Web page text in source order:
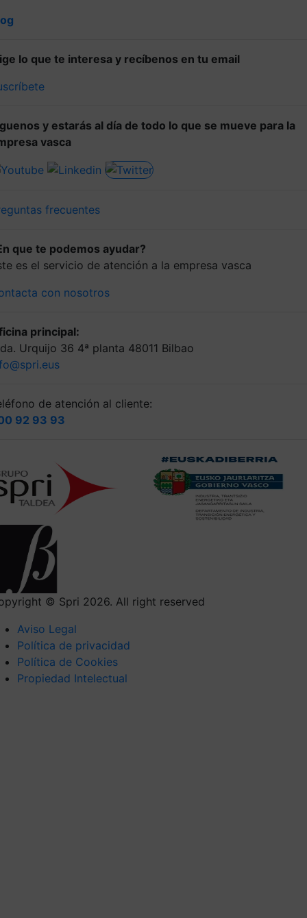
lo que te interesa y recíbenos en tu email
y estarás al día de todo lo que se mueve para la
vasca
frecuentes
que te podemos ayudar?
es el servicio de atención a la empresa vasca
con nosotros
principal:
Urquijo 36 4ª planta 48011 Bilbao
de atención al cliente:
92 93 93
© Spri 2026. All right reserved
Aviso Legal
Política de privacidad
Política de Cookies
Propiedad Intelectual